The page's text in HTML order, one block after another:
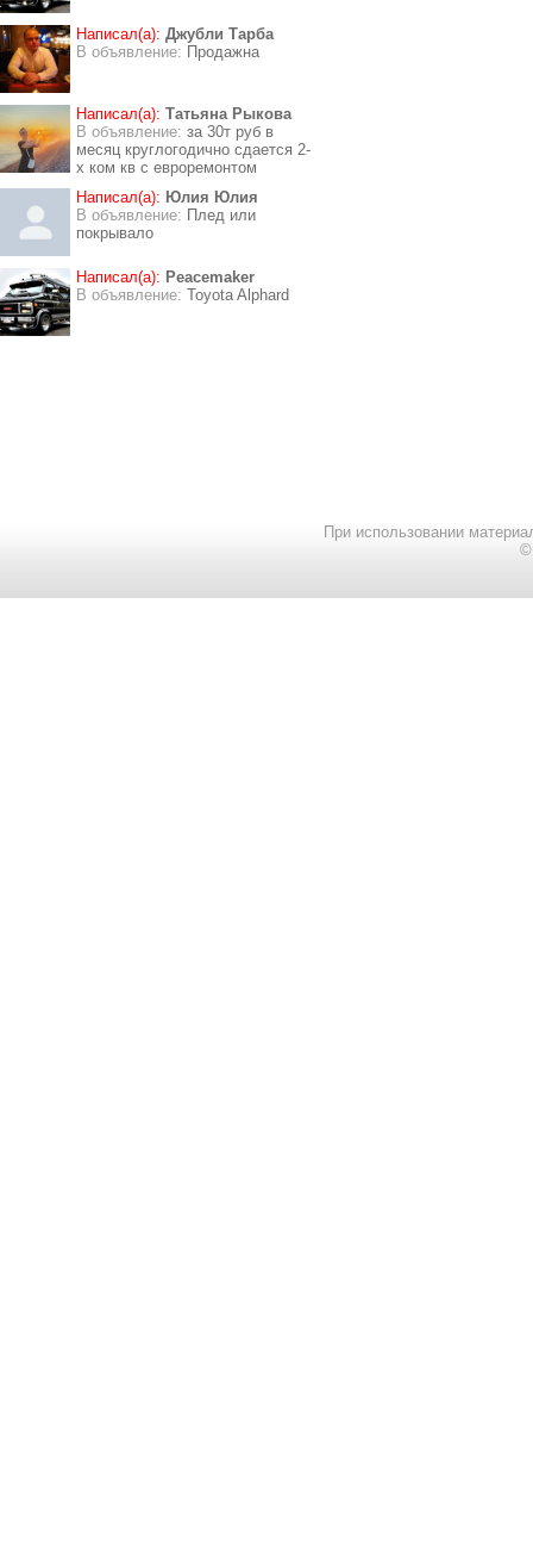
Написал(а): Джубли Тарба
В объявление: Продажна
Написал(а): Татьяна Рыкова
В объявление: за 30т руб в
месяц круглогодично сдается 2-
х ком кв с евроремонтом
Написал(а): Юлия Юлия
В объявление: Плед или
покрывало
Написал(а): Peacemaker
В объявление: Toyota Alphard
При использовании